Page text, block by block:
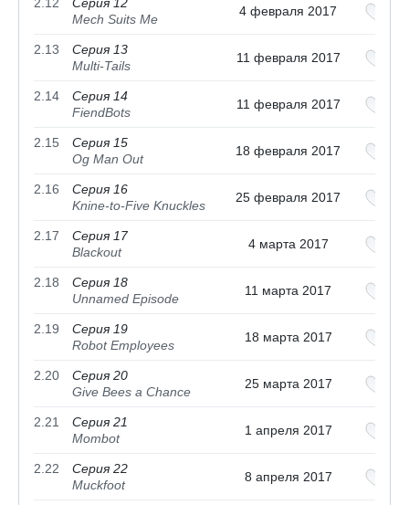
2.12
Серия 12
Mech Suits Me
4 февраля 2017
2.13
Серия 13
Multi-Tails
11 февраля 2017
2.14
Серия 14
FiendBots
11 февраля 2017
2.15
Серия 15
Og Man Out
18 февраля 2017
2.16
Серия 16
Knine-to-Five Knuckles
25 февраля 2017
2.17
Серия 17
Blackout
4 марта 2017
2.18
Серия 18
Unnamed Episode
11 марта 2017
2.19
Серия 19
Robot Employees
18 марта 2017
2.20
Серия 20
Give Bees a Chance
25 марта 2017
2.21
Серия 21
Mombot
1 апреля 2017
2.22
Серия 22
Muckfoot
8 апреля 2017